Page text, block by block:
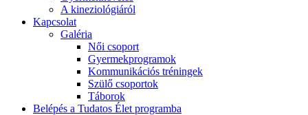
A kineziológiáról
Kapcsolat
Galéria
Női csoport
Gyermekprogramok
Kommunikációs tréningek
Szülő csoportok
Táborok
Belépés a Tudatos Élet programba